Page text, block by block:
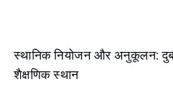
स्थानिक नियोजन और अनुकूलन:
शैक्षणिक स्थान